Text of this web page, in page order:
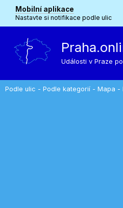
Mobilní aplikace
Nastavte si notifikace podle ulic
Události v Praze
Podle ulic - Podle kategorií - Mapa -